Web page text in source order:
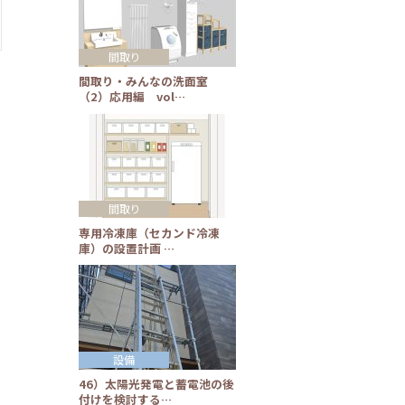
間取り・みんなの洗面室
（2）応用編 vol…
間取り
専用冷凍庫（セカンド冷凍
庫）の設置計画 …
間取り
46）太陽光発電と蓄電池の後
付けを検討する…
設備